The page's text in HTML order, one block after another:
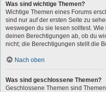
Was sind wichtige Themen?
Wichtige Themen eines Forums
sind nur auf der ersten Seite zu
weswegen du sie lesen solltest.
deinen Berechtigungen ab, ob du
nicht; die Berechtigungen stellt die
Nach oben
Was sind geschlossene Themen?
Geschlossene Themen sind